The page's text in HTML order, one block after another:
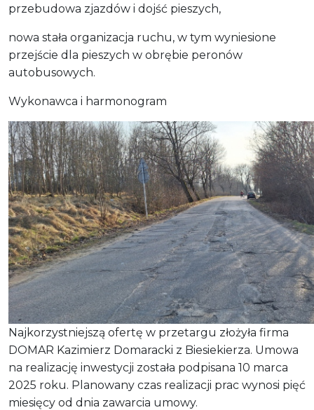
przebudowa zjazdów i dojść pieszych,
nowa stała organizacja ruchu, w tym wyniesione
przejście dla pieszych w obrębie peronów
autobusowych.
Wykonawca i harmonogram
Najkorzystniejszą ofertę w przetargu złożyła firma
DOMAR Kazimierz Domaracki z Biesiekierza. Umowa
na realizację inwestycji została podpisana 10 marca
2025 roku. Planowany czas realizacji prac wynosi pięć
miesięcy od dnia zawarcia umowy.